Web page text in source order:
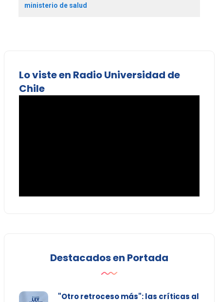
ministerio de salud
Lo viste en Radio Universidad de
Chile
Destacados en Portada
"Otro retroceso más": las críticas al